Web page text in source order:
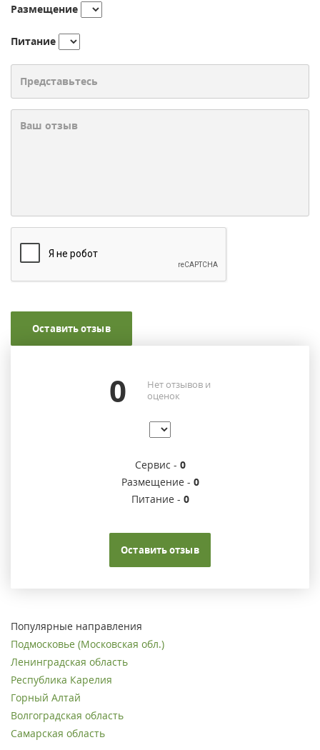
Размещение
Питание
Оставить отзыв
0
Нет отзывов и
оценок
Сервис - 0
Размещение - 0
Питание - 0
Оставить отзыв
Популярные направления
Подмосковье (Московская обл.)
Ленинградская область
Республика Карелия
Горный Алтай
Волгоградская область
Самарская область